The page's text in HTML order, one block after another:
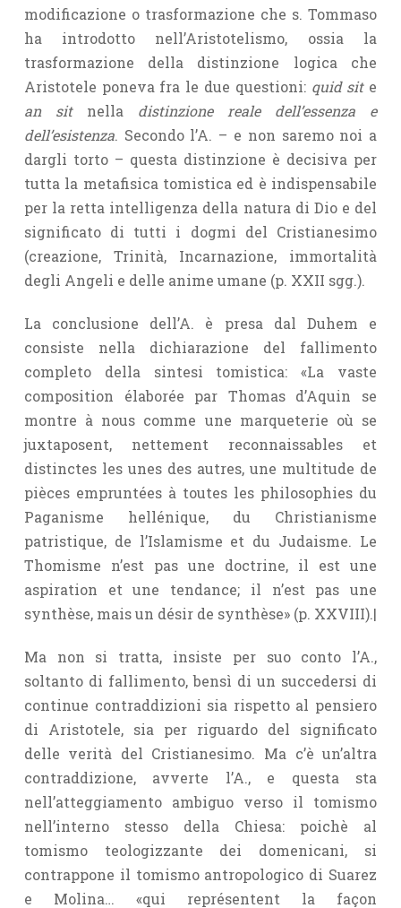
modificazione o trasformazione che s. Tommaso
ha introdotto nell’Aristotelismo, ossia la
trasformazione della distinzione logica che
Aristotele poneva fra le due questioni: quid site
an sitnella distinzione reale dell’essenza e
dell’esistenza. Secondo l’A. – e non saremo noi a
dargli torto – questa distinzione è decisiva per
tutta la metafisica tomistica ed è indispensabile
per la retta intelligenza della natura di Dio e del
significato di tutti i dogmi del Cristianesimo
(creazione, Trinità, Incarnazione, immortalità
degli Angeli e delle anime umane (p. XXII sgg.).
La conclusione dell’A. è presa dal Duhem e
consiste nella dichiarazione del fallimento
completo della sintesi tomistica: «La vaste
composition élaborée par Thomas d’Aquin se
montre à nous comme une marqueterie où se
juxtaposent, nettement reconnaissables et
distinctes les unes des autres, une multitude de
pièces empruntées à toutes les philosophies du
Paganisme hellénique, du Christianisme
patristique, de l’Islamisme et du Judaisme. Le
Thomisme n’est pas une doctrine, il est une
aspiration et une tendance; il n’est pas une
synthèse, mais un désir de synthèse» (p. XXVIII).|
Ma non si tratta, insiste per suo conto l’A.,
soltanto di fallimento, bensì di un succedersi di
continue contraddizioni sia rispetto al pensiero
di Aristotele, sia per riguardo del significato
delle verità del Cristianesimo. Ma c’è un’altra
contraddizione, avverte l’A., e questa sta
nell’atteggiamento ambiguo verso il tomismo
nell’interno stesso della Chiesa: poichè al
tomismo teologizzante dei domenicani, si
contrappone il tomismo antropologico di Suarez
e Molina… «qui représentent la façon